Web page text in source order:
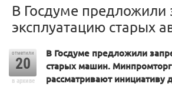
В Госдуме предложили
эксплуатацию старых
отметили
20
в архиве
В Госдуме предложили
старых машин.
рассматривают инициативу